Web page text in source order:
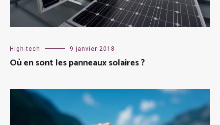
High-tech 9 janvier 2018
Où en sont les panneaux solaires ?